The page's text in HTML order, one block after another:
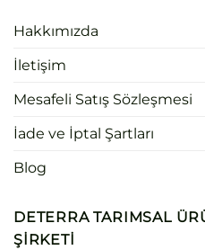
Hakkımızda
İletişim
Mesafeli Satış Sözleşmesi
İade ve İptal Şartları
Blog
DETERRA TARIMSAL
ŞIRKETI